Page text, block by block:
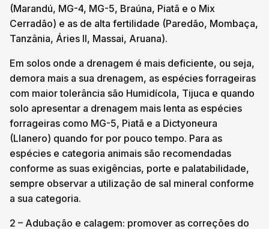
(Marandú, MG-4, MG-5, Braúna, Piatã e o Mix
Cerradão) e as de alta fertilidade (Paredão, Mombaça,
Tanzânia, Áries II, Massai, Aruana).
Em solos onde a drenagem é mais deficiente, ou seja,
demora mais a sua drenagem, as espécies forrageiras
com maior tolerância são Humidícola, Tijuca e quando
solo apresentar a drenagem mais lenta as espécies
forrageiras como MG-5, Piatã e a Dictyoneura
(Llanero) quando for por pouco tempo. Para as
espécies e categoria animais são recomendadas
conforme as suas exigências, porte e palatabilidade,
sempre observar a utilização de sal mineral conforme
a sua categoria.
2 – Adubação e calagem: promover as correções do